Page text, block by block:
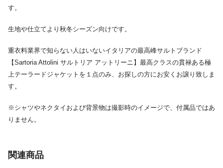
す。
生地や仕立てより秋冬シーズン向けです。
重衣料業界で知らない人はいないイタリアの最高峰サルトブランド
【Sartoria Attolini サルトリア アットリーニ】最高クラスの貫禄ある極
上テーラードジャケットを１点のみ、お探しの方にお安くお譲り致しま
す。
※シャツやネクタイおよび背景物は撮影時のイメージで、付属品ではあ
りません。
関連商品